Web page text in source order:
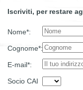
Iscriviti, per restare
Nome*:
Cognome*:
E-mail*:
Socio CAI